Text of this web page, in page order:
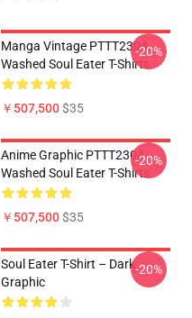
Manga Vintage PTTT2304
Washed Soul Eater T-Shirts
￥507,500$35
-20%
Anime Graphic PTTT2304
Washed Soul Eater T-Shirts
￥507,500$35
-20%
Soul Eater T-Shirt – Dark
Graphic
-20%